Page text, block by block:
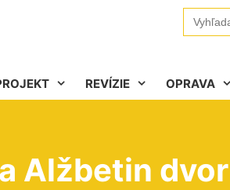
Search
for:
REVÍZIE OPRAVA
Alžbetin dvor